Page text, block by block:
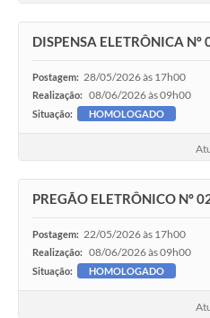
DISPENSA ELETRÔNICA
Postagem: 28/05/2026 às 17h00
Realização: 08/06/2026 às 09h00
Situação: HOMOLOGADO
PREGÃO ELETRÔNICO Nº
Postagem: 22/05/2026 às 17h00
Realização: 08/06/2026 às 09h00
Situação: HOMOLOGADO